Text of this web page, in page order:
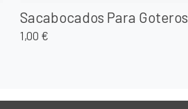
Sacabocados Para Goteros
1,00 €